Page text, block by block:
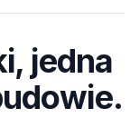
jedna